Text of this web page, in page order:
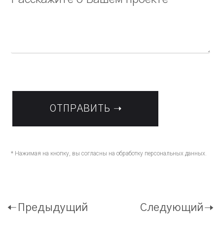
* Нажимая на кнопку, вы согласны на обработку персональных данных.
Предыдущий Следующий